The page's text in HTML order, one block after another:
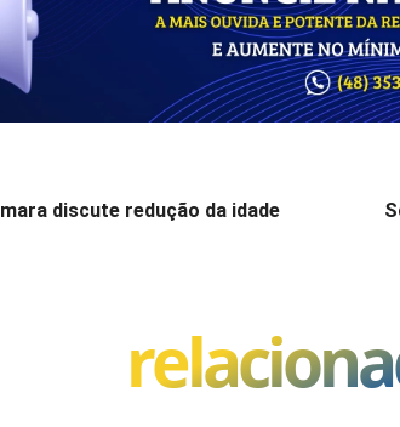
discute redução da idade